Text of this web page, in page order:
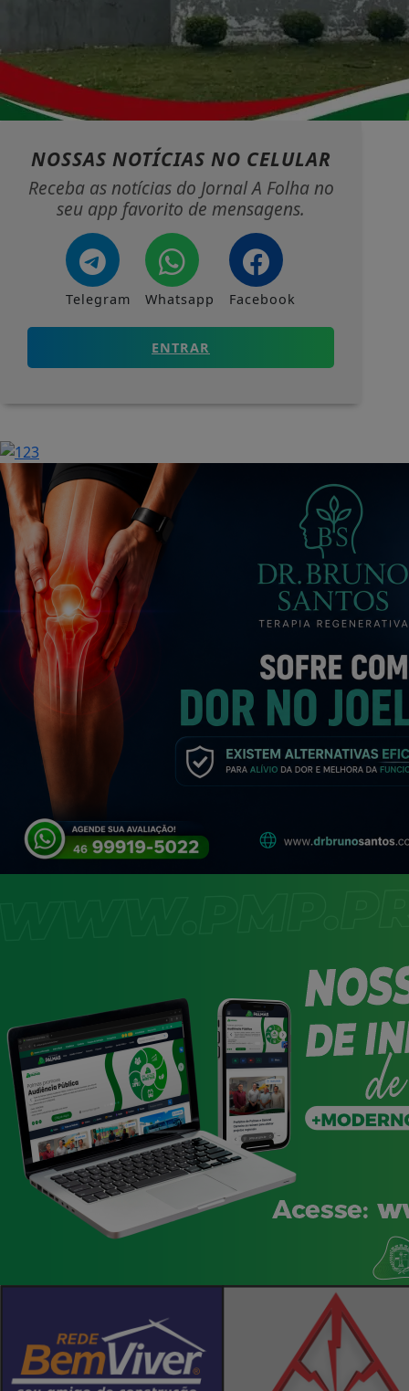
NOSSAS NOTÍCIAS NO CELULAR
Receba as notícias do Jornal A Folha no
seu app favorito de mensagens.
Telegram Whatsapp Facebook
ENTRAR